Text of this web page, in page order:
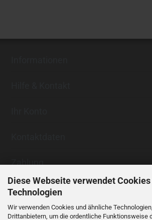
Diese Webseite verwendet
Technologien
Wir verwenden Cookies und ähnliche
Drittanbietern, um die ordentliche Funktionsweise
Zahlung